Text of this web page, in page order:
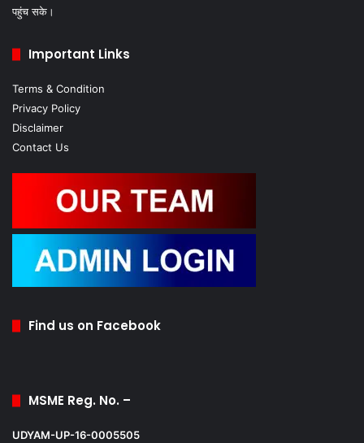
पहुंच सके।
Important Links
Terms & Condition
Privacy Policy
Disclaimer
Contact Us
Find us on Facebook
MSME Reg. No. –
UDYAM-UP-16-0005505